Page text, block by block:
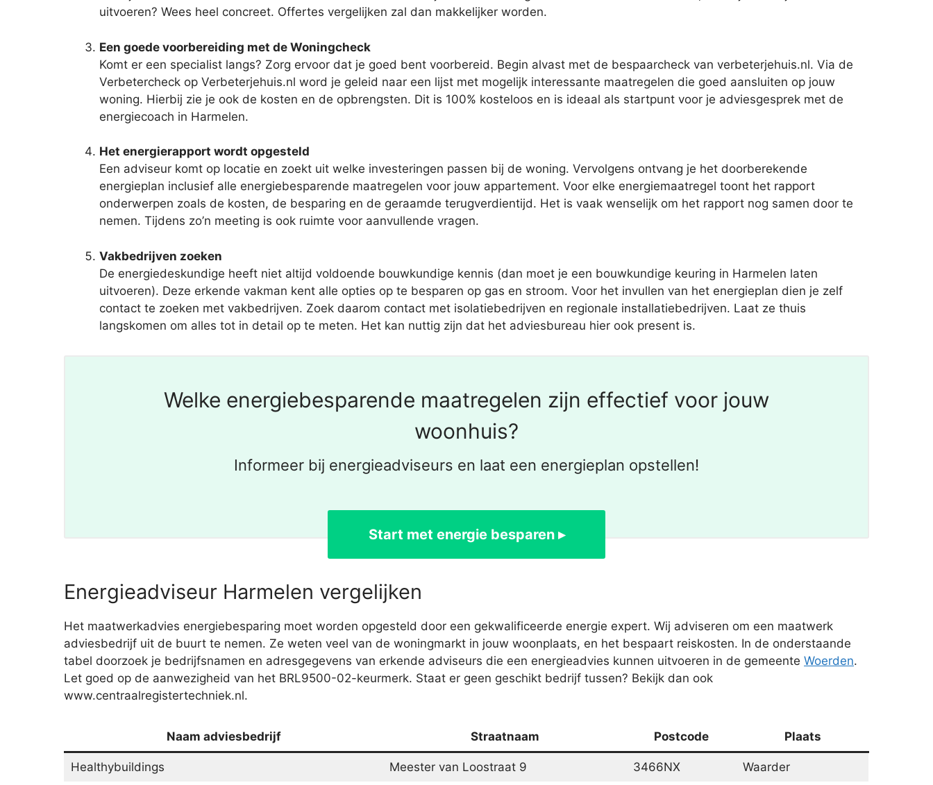
uitvoeren? Wees heel concreet. Offertes vergelijken zal dan makkelijker worden.
Een goede voorbereiding met de Woningcheck
Komt er een specialist langs? Zorg ervoor dat je goed bent voorbereid. Begin alvast met de bespaarcheck van verbeterjehuis.nl. Via de
Verbetercheck op Verbeterjehuis.nl word je geleid naar een lijst met mogelijk interessante maatregelen die goed aansluiten op jouw
woning. Hierbij zie je ook de kosten en de opbrengsten. Dit is 100% kosteloos en is ideaal als startpunt voor je adviesgesprek met de
energiecoach in Harmelen.
Het energierapport wordt opgesteld
Een adviseur komt op locatie en zoekt uit welke investeringen passen bij de woning. Vervolgens ontvang je het doorberekende
energieplan inclusief alle energiebesparende maatregelen voor jouw appartement. Voor elke energiemaatregel toont het rapport
onderwerpen zoals de kosten, de besparing en de geraamde terugverdientijd. Het is vaak wenselijk om het rapport nog samen door te
nemen. Tijdens zo’n meeting is ook ruimte voor aanvullende vragen.
Vakbedrijven zoeken
De energiedeskundige heeft niet altijd voldoende bouwkundige kennis (dan moet je een bouwkundige keuring in Harmelen laten
uitvoeren). Deze erkende vakman kent alle opties op te besparen op gas en stroom. Voor het invullen van het energieplan dien je zelf
contact te zoeken met vakbedrijven. Zoek daarom contact met isolatiebedrijven en regionale installatiebedrijven. Laat ze thuis
langskomen om alles tot in detail op te meten. Het kan nuttig zijn dat het adviesbureau hier ook present is.
Welke energiebesparende maatregelen zijn effectief voor jouw
woonhuis?
Informeer bij energieadviseurs en laat een energieplan opstellen!
Start met energie besparen ▸
Energieadviseur Harmelen vergelijken
Het maatwerkadvies energiebesparing moet worden opgesteld door een gekwalificeerde energie expert. Wij adviseren om een maatwerk
adviesbedrijf uit de buurt te nemen. Ze weten veel van de woningmarkt in jouw woonplaats, en het bespaart reiskosten. In de onderstaande
tabel doorzoek je bedrijfsnamen en adresgegevens van erkende adviseurs die een energieadvies kunnen uitvoeren in de gemeente Woerden.
Let goed op de aanwezigheid van het BRL9500-02-keurmerk. Staat er geen geschikt bedrijf tussen? Bekijk dan ook
www.centraalregistertechniek.nl.
Naam adviesbedrijf Straatnaam Postcode Plaats
Healthybuildings Meester van Loostraat 9 3466NX Waarder